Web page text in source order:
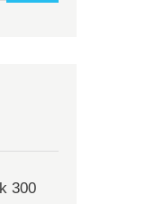
300